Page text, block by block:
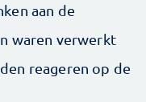
aan de
waren verwerkt
reageren op de